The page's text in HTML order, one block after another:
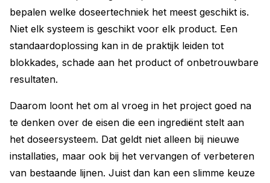
bepalen welke doseertechniek het meest geschikt is.
Niet elk systeem is geschikt voor elk product. Een
standaardoplossing kan in de praktijk leiden tot
blokkades, schade aan het product of onbetrouwbare
resultaten.
Daarom loont het om al vroeg in het project goed na
te denken over de eisen die een ingrediënt stelt aan
het doseersysteem. Dat geldt niet alleen bij nieuwe
installaties, maar ook bij het vervangen of verbeteren
van bestaande lijnen. Juist dan kan een slimme keuze